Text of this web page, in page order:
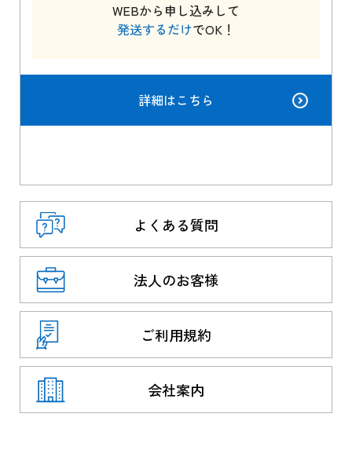
WEBから申し込みして
発送するだけでOK！
詳細はこちら
よくある質問
法人のお客様
ご利用規約
会社案内